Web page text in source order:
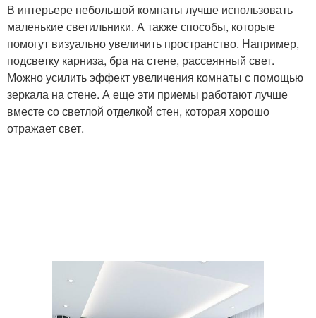
В интерьере небольшой комнаты лучше использовать
маленькие светильники. А также способы, которые
помогут визуально увеличить пространство. Например,
подсветку карниза, бра на стене, рассеянный свет.
Можно усилить эффект увеличения комнаты с помощью
зеркала на стене. А еще эти приемы работают лучше
вместе со светлой отделкой стен, которая хорошо
отражает свет.